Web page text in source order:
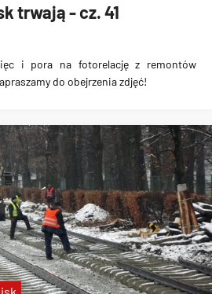
trwają - cz. 41
i pora na fotorelację z remontów
do obejrzenia zdjęć!